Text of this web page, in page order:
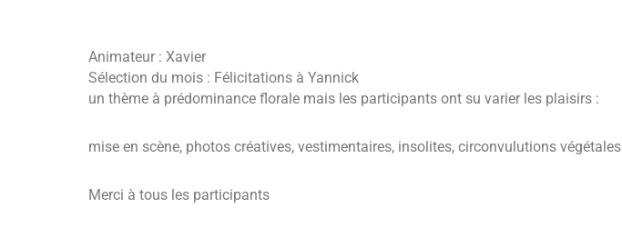
Animateur : Xavier
Sélection du mois : Félicitations à Yannick
un thème à prédominance florale mais les participants ont su varier les plaisirs :
mise en scène, photos créatives, vestimentaires, insolites, circonvulutions végétales
Merci à tous les participants